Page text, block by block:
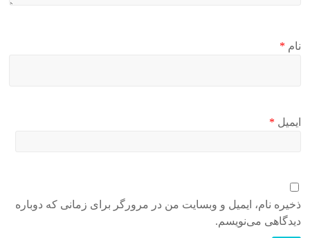
نام *
ایمیل *
ذخیره نام، ایمیل و وبسایت من در مرورگر برای زمانی که دوباره
دیدگاهی می‌نویسم.